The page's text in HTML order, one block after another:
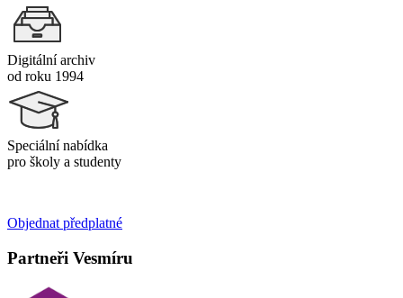
Digitální archiv
od roku 1994
Speciální nabídka
pro školy a studenty
Objednat předplatné
Partneři Vesmíru